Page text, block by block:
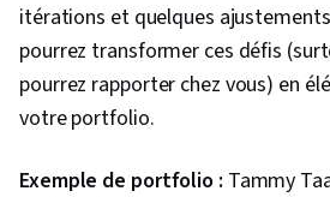
itérations et quelques
pourrez transformer ces défis
pourrez rapporter chez vous) en
votre portfolio.
Exemple de portfolio : Tammy